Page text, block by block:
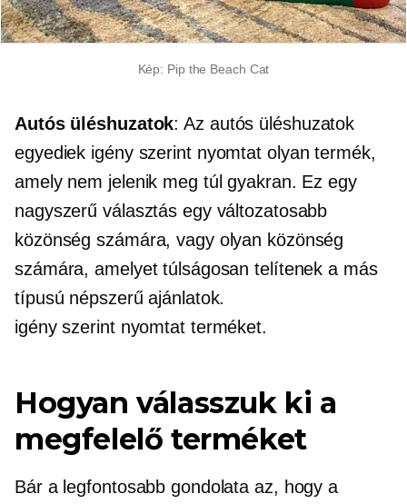
Kép: Pip the Beach Cat
Autós üléshuzatok: Az autós üléshuzatok
egyediek igény szerint nyomtat olyan termék,
amely nem jelenik meg túl gyakran. Ez egy
nagyszerű választás egy változatosabb
közönség számára, vagy olyan közönség
számára, amelyet túlságosan telítenek a más
típusú népszerű ajánlatok.
igény szerint nyomtatterméket.
Hogyan válasszuk ki a
megfelelő terméket
Bár a legfontosabb gondolata az, hogy a